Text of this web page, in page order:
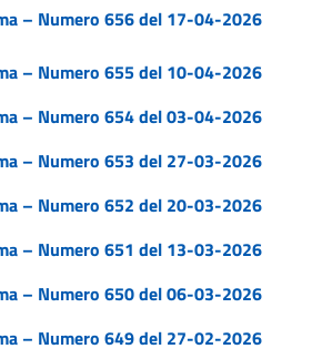
– Numero 656 del 17-04-2026
– Numero 655 del 10-04-2026
– Numero 654 del 03-04-2026
– Numero 653 del 27-03-2026
– Numero 652 del 20-03-2026
– Numero 651 del 13-03-2026
– Numero 650 del 06-03-2026
– Numero 649 del 27-02-2026